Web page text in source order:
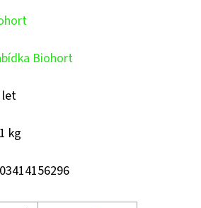
Biohort
let
kg